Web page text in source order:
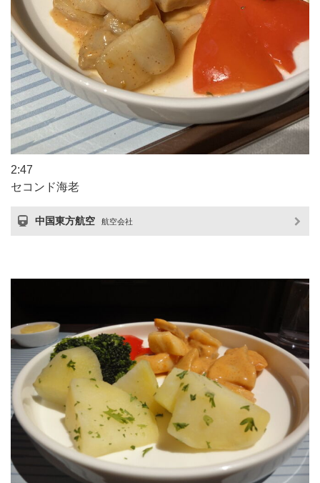
2:47
セコンド海老
中国東方航空 航空会社